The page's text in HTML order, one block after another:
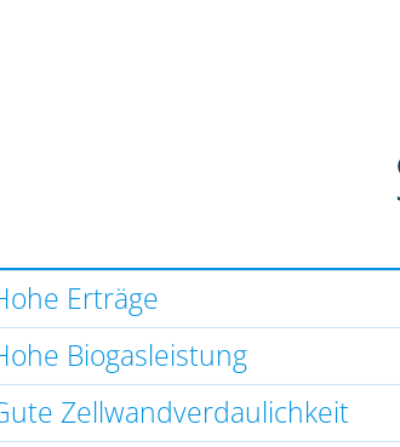
Erträge
Biogasleistung
Zellwandverdaulichkeit